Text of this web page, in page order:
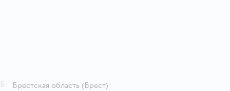
Брестская область (Брест)